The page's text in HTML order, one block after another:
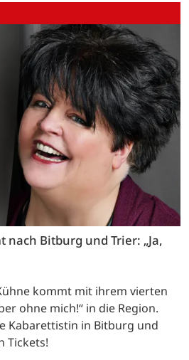
Bitburg und Trier: „Ja,
kommt mit ihrem vierten
ohne mich!“ in die Region.
Kabarettistin in Bitburg und
Tickets!